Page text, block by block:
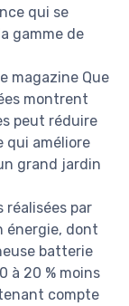
qui se
gamme de
magazine Que
montrent
peut réduire
qui améliore
grand jardin
réalisées par
énergie, dont
batterie
à 20 % moins
compte